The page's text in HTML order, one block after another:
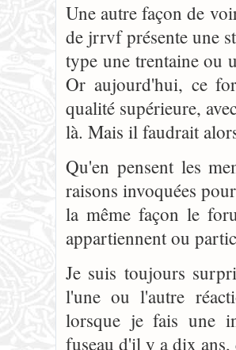
Une autre façon de
de jrrvf présente une
type une trentaine ou
Or aujourd'hui, ce
qualité supérieure,
là. Mais il faudrait
Qu'en pensent les
raisons invoquées
la même façon le
appartiennent ou
Je suis toujours
l'une ou l'autre
lorsque je fais une
fuseau d'il y a dix